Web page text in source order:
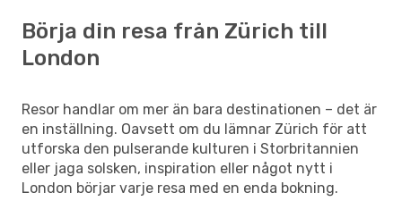
Börja din resa från Zürich till
London
Resor handlar om mer än bara destinationen – det är
en inställning. Oavsett om du lämnar Zürich för att
utforska den pulserande kulturen i Storbritannien
eller jaga solsken, inspiration eller något nytt i
London börjar varje resa med en enda bokning.